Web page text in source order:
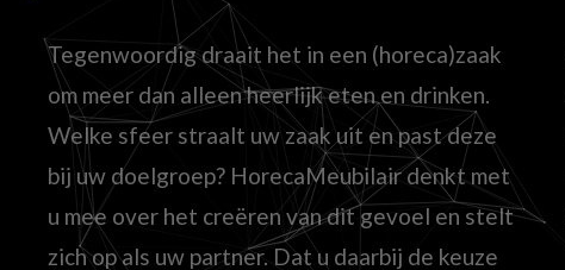
Tegenwoordig draait het in een (horeca)zaak
om meer dan alleen heerlijk eten en drinken.
Welke sfeer straalt uw zaak uit en past deze
bij uw doelgroep? HorecaMeubilair denkt met
u mee over het creëren van dit gevoel en stelt
zich op als uw partner. Dat u daarbij de keuze